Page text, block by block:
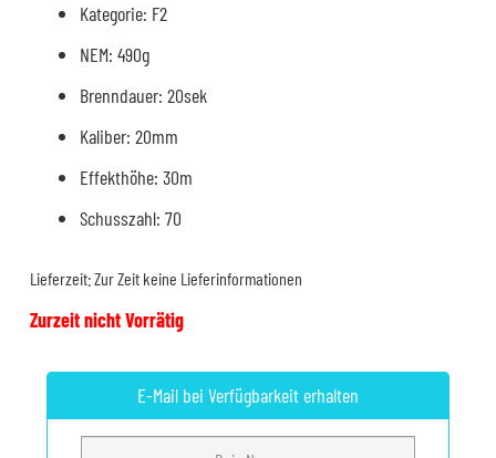
Kategorie: F2
NEM: 490g
Brenndauer: 20sek
Kaliber: 20mm
Effekthöhe: 30m
Schusszahl: 70
Lieferzeit:Zur Zeit keine Lieferinformationen
Zurzeit nicht Vorrätig
E-Mail bei Verfügbarkeit erhalten